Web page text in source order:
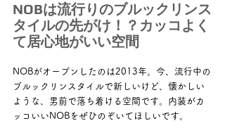
NOBは流行りのブルックリンス
タイルの先がけ！？カッコよく
て居心地がいい空間
NOBがオープンしたのは2013年。今、流行中の
ブルックリンスタイルで新しいけど、懐かしい
ような、男前で落ち着ける空間です。内装がカ
ッコいいNOBをぜひのぞいてほしいです。